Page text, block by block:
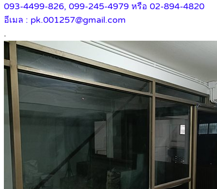
093-4499-826, 099-245-4979 หรือ 02-894-4820
อีเมล : pk.001257@gmail.com
.